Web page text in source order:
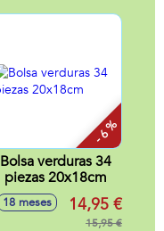
- 6 %
Bolsa verduras 34
piezas 20x18cm
18 meses 14,95 €
15,95 €